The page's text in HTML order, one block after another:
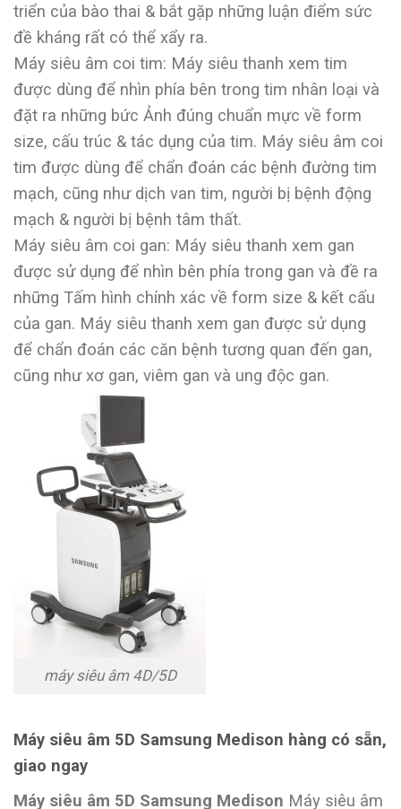
triển của bào thai & bắt gặp những luận điểm sức
đề kháng rất có thể xẩy ra.
Máy siêu âm coi tim: Máy siêu thanh xem tim
được dùng để nhìn phía bên trong tim nhân loại và
đặt ra những bức Ảnh đúng chuẩn mực về form
size, cấu trúc & tác dụng của tim. Máy siêu âm coi
tim được dùng để chẩn đoán các bệnh đường tim
mạch, cũng như dịch van tim, người bị bệnh động
mạch & người bị bệnh tâm thất.
Máy siêu âm coi gan: Máy siêu thanh xem gan
được sử dụng để nhìn bên phía trong gan và đề ra
những Tấm hình chính xác về form size & kết cấu
của gan. Máy siêu thanh xem gan được sử dụng
để chẩn đoán các căn bệnh tương quan đến gan,
cũng như xơ gan, viêm gan và ung độc gan.
máy siêu âm 4D/5D
Máy siêu âm 5D Samsung Medison hàng có sẵn,
giao ngay
Máy siêu âm 5D Samsung Medison Máy siêu âm